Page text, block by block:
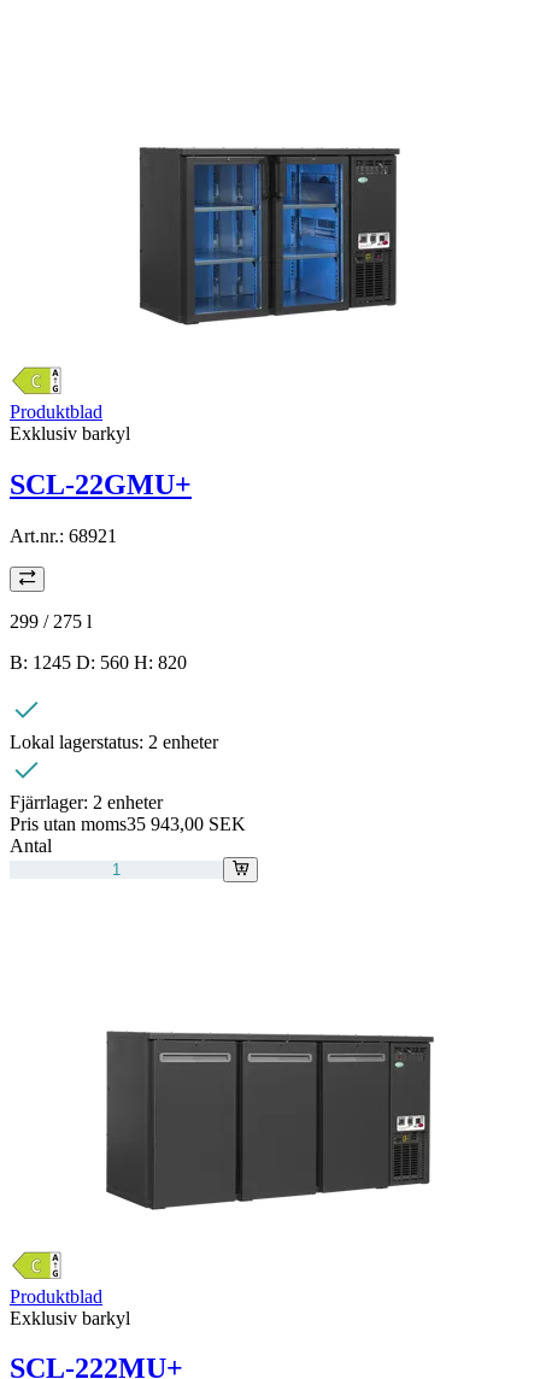
Produktblad
Exklusiv barkyl
SCL-22GMU+
Art.nr.: 68921
299 / 275 l
B: 1245 D: 560 H: 820
Lokal lagerstatus: 2 enheter
Fjärrlager: 2 enheter
Pris utan moms35 943,00 SEK
Antal
Produktblad
Exklusiv barkyl
SCL-222MU+